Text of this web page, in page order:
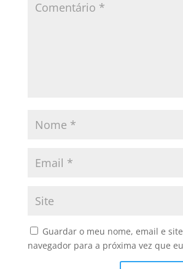
Guardar o meu nome, email e
navegador para a próxima vez que